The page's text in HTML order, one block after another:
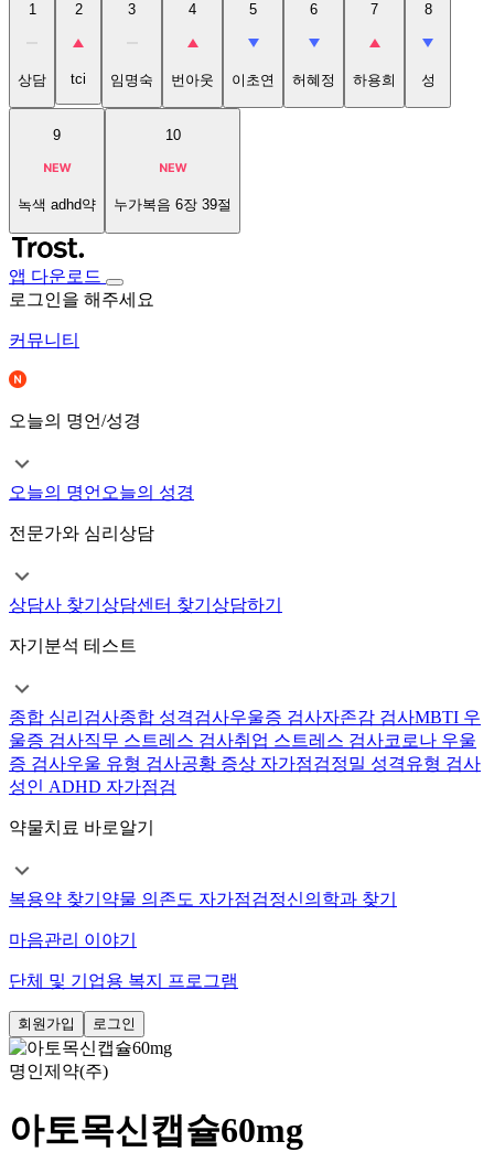
1
상담
2
tci
3
임명숙
4
번아웃
5
이초연
6
허혜정
7
하용희
8
성
9
녹색 adhd약
10
누가복음 6장 39절
앱 다운로드
로그인을 해주세요
커뮤니티
오늘의 명언/성경
오늘의 명언 오늘의 성경
전문가와 심리상담
상담사 찾기 상담센터 찾기 상담하기
자기분석 테스트
종합 심리검사종합 성격검사우울증 검사자존감 검사MBTI 우
울증 검사직무 스트레스 검사취업 스트레스 검사코로나 우울
증 검사우울 유형 검사공황 증상 자가점검정밀 성격유형 검사
성인 ADHD 자가점검
약물치료 바로알기
복용약 찾기 약물 의존도 자가점검정신의학과 찾기
마음관리 이야기
단체 및 기업용 복지 프로그램
회원가입 로그인
명인제약(주)
아토목신캡슐60mg